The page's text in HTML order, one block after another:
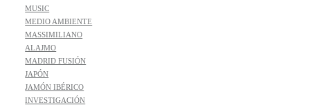
MUSIC
MEDIO AMBIENTE
MASSIMILIANO
ALAJMO
MADRID FUSIÓN
JAPÓN
JAMÓN IBÉRICO
INVESTIGACIÓN